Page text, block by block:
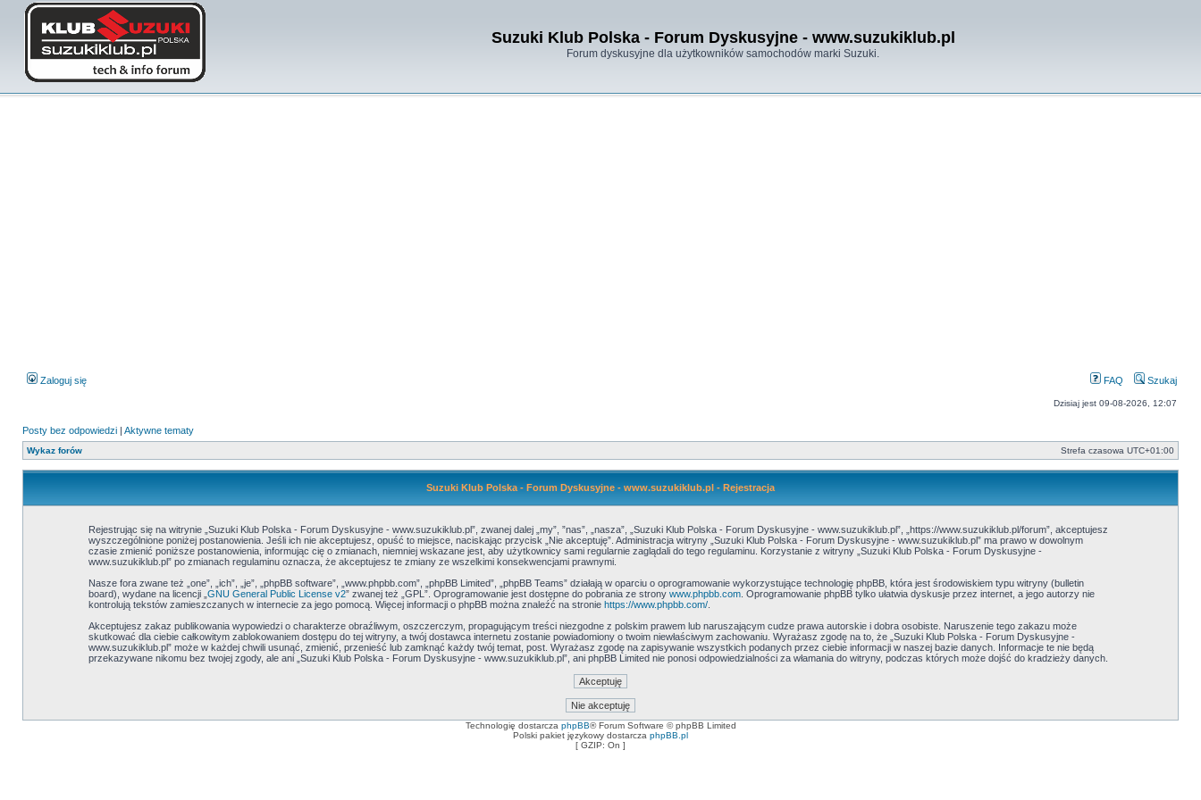
Suzuki Klub Polska - Forum Dyskusyjne - www.suzukiklub.pl
Forum dyskusyjne dla użytkowników samochodów marki Suzuki.
Zaloguj się FAQ Szukaj
Dzisiaj jest 09-08-2026, 12:07
Posty bez odpowiedzi | Aktywne tematy
Wykaz forów Strefa czasowa UTC+01:00
Suzuki Klub Polska - Forum Dyskusyjne - www.suzukiklub.pl - Rejestracja
Rejestrując się na witrynie „Suzuki Klub Polska - Forum Dyskusyjne - www.suzukiklub.pl”, zwanej dalej „my”, ”nas”, „nasza”, „Suzuki Klub Polska - Forum Dyskusyjne - www.suzukiklub.pl”, „https://www.suzukiklub.pl/forum”, akceptujesz
wyszczególnione poniżej postanowienia. Jeśli ich nie akceptujesz, opuść to miejsce, naciskając przycisk „Nie akceptuję”. Administracja witryny „Suzuki Klub Polska - Forum Dyskusyjne - www.suzukiklub.pl” ma prawo w dowolnym
czasie zmienić poniższe postanowienia, informując cię o zmianach, niemniej wskazane jest, aby użytkownicy sami regularnie zaglądali do tego regulaminu. Korzystanie z witryny „Suzuki Klub Polska - Forum Dyskusyjne -
www.suzukiklub.pl” po zmianach regulaminu oznacza, że akceptujesz te zmiany ze wszelkimi konsekwencjami prawnymi.
Nasze fora zwane też „one”, „ich”, „je”, „phpBB software”, „www.phpbb.com”, „phpBB Limited”, „phpBB Teams” działają w oparciu o oprogramowanie wykorzystujące technologię phpBB, która jest środowiskiem typu witryny (bulletin
board), wydane na licencji „ GNU General Public License v2” zwanej też „GPL”. Oprogramowanie jest dostępne do pobrania ze strony www.phpbb.com. Oprogramowanie phpBB tylko ułatwia dyskusje przez internet, a jego autorzy nie
kontrolują tekstów zamieszczanych w internecie za jego pomocą. Więcej informacji o phpBB można znaleźć na stronie https://www.phpbb.com/.
Akceptujesz zakaz publikowania wypowiedzi o charakterze obraźliwym, oszczerczym, propagującym treści niezgodne z polskim prawem lub naruszającym cudze prawa autorskie i dobra osobiste. Naruszenie tego zakazu może
skutkować dla ciebie całkowitym zablokowaniem dostępu do tej witryny, a twój dostawca internetu zostanie powiadomiony o twoim niewłaściwym zachowaniu. Wyrażasz zgodę na to, że „Suzuki Klub Polska - Forum Dyskusyjne -
www.suzukiklub.pl” może w każdej chwili usunąć, zmienić, przenieść lub zamknąć każdy twój temat, post. Wyrażasz zgodę na zapisywanie wszystkich podanych przez ciebie informacji w naszej bazie danych. Informacje te nie będą
przekazywane nikomu bez twojej zgody, ale ani „Suzuki Klub Polska - Forum Dyskusyjne - www.suzukiklub.pl”, ani phpBB Limited nie ponosi odpowiedzialności za włamania do witryny, podczas których może dojść do kradzieży danych.
Technologię dostarcza phpBB® Forum Software © phpBB Limited
Polski pakiet językowy dostarcza phpBB.pl
[ GZIP: On ]